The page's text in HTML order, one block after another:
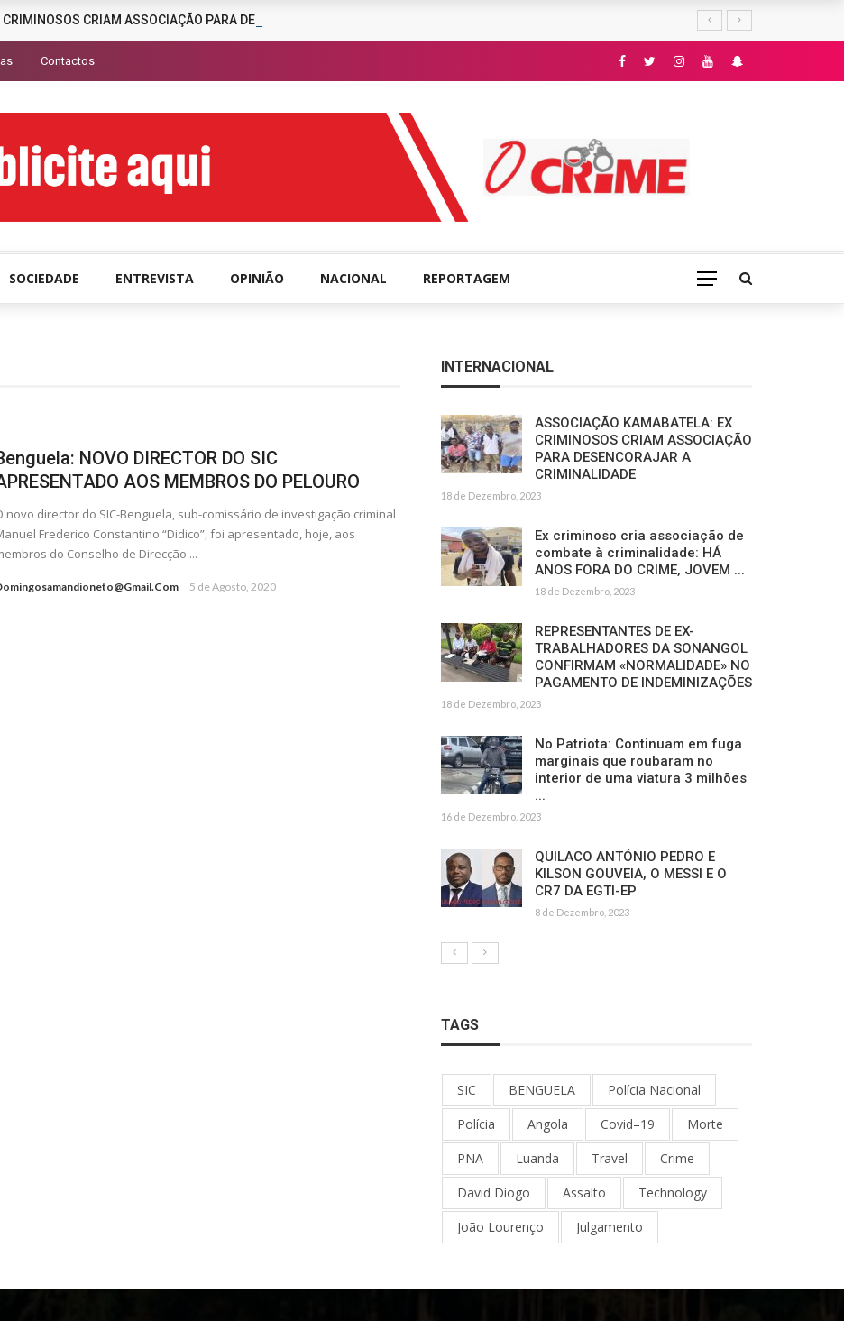
CRIAM ASSOCIAÇÃO PARA DESENCORAJAR A CRIMINALIDADE
Contactos
SOCIEDADE ENTREVISTA OPINIÃO NACIONAL REPORTAGEM
NOVO DIRECTOR DO SIC
AOS MEMBROS DO PELOURO
novo director do SIC-Benguela, sub-comissário de investigação criminal
Frederico Constantino “Didico”, foi apresentado, hoje, aos
do Conselho de Direcção ...
5 de Agosto, 2020
INTERNACIONAL
ASSOCIAÇÃO KAMABATELA: EX
CRIMINOSOS CRIAM ASSOCIAÇÃO
PARA DESENCORAJAR A
CRIMINALIDADE
18 de Dezembro, 2023
Ex criminoso cria associação de
combate à criminalidade: HÁ
ANOS FORA DO CRIME, JOVEM ...
18 de Dezembro, 2023
REPRESENTANTES DE EX-
TRABALHADORES DA SONANGOL
CONFIRMAM «NORMALIDADE» NO
PAGAMENTO DE INDEMINIZAÇÕES
18 de Dezembro, 2023
No Patriota: Continuam em fuga
marginais que roubaram no
interior de uma viatura 3 milhões
...
16 de Dezembro, 2023
QUILACO ANTÓNIO PEDRO E
KILSON GOUVEIA, O MESSI E O
CR7 DA EGTI-EP
8 de Dezembro, 2023
TAGS
SIC BENGUELA
Polícia Nacional
Polícia
Angola Covid–19
Morte
PNA
Luanda Travel
Crime
David Diogo
Assalto
Technology
João Lourenço
Julgamento